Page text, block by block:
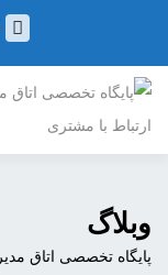
وبلاگ
پایگاه تخصصی اتاق